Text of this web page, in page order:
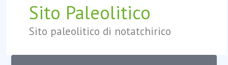
Sito Paleolitico
Sito paleolitico di notatchirico